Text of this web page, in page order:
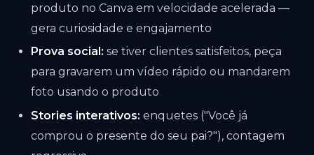
produto no Canva em velocidade acelerada —
gera curiosidade e engajamento
Prova social: se tiver clientes satisfeitos, peça
para gravarem um vídeo rápido ou mandarem
foto usando o produto
Stories interativos: enquetes ("Você já
comprou o presente do seu pai?"), contagem